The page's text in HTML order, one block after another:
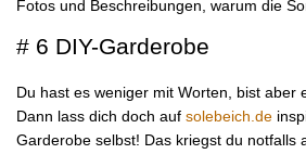
Fotos und Beschreibungen, warum die
# 6 DIY-Garderobe
Du hast es weniger mit Worten, bist aber
Dann lass dich doch auf solebeich.de
Garderobe selbst! Das kriegst du notfalls